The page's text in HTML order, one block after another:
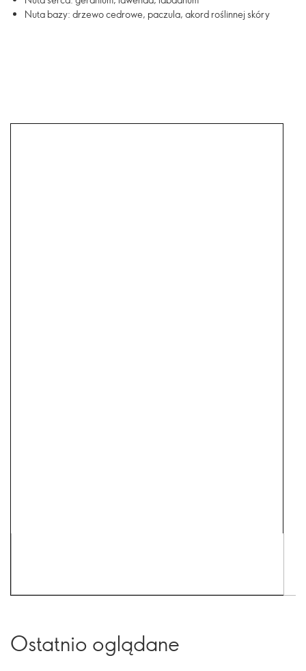
Nuta bazy: drzewo cedrowe, paczula, akord roślinnej skóry
Ostatnio oglądane